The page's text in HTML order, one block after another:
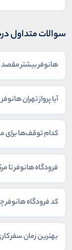
سوالات متداول
هانوفر بیشتر
آیا پرواز تهران
کدام توقف‌ها برای
وین؟
فرودگاه هانوفر تا
کد فرودگاه هانوفر
بهترین زمان سفر